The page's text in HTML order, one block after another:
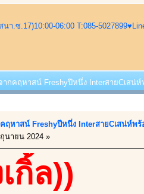
นา.ซ.17)10:00-06:00 T:085-
คฤหาสน์ Freshyปีหนึ่ง InterสายCเสน่ห์
หาสน์ Freshyปีหนึ่ง InterสายCเสน่ห์พร้
นายน 2024 »
กิ้ล))